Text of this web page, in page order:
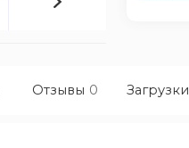
Отзывы 0 Загрузки